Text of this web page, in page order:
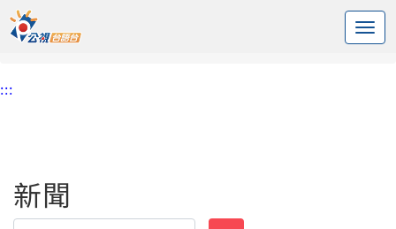
中央內容區塊
頭頁
:::
新聞